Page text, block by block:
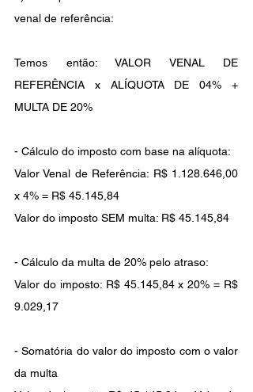
venal de referência:
Temos então: VALOR VENAL DE
REFERÊNCIA x ALÍQUOTA DE 04% +
MULTA DE 20%
- Cálculo do imposto com base na alíquota:
Valor Venal de Referência: R$ 1.128.646,00
x 4% = R$ 45.145,84
Valor do imposto SEM multa: R$ 45.145,84
- Cálculo da multa de 20% pelo atraso:
Valor do imposto: R$ 45.145,84 x 20% = R$
9.029,17
- Somatória do valor do imposto com o valor
da multa